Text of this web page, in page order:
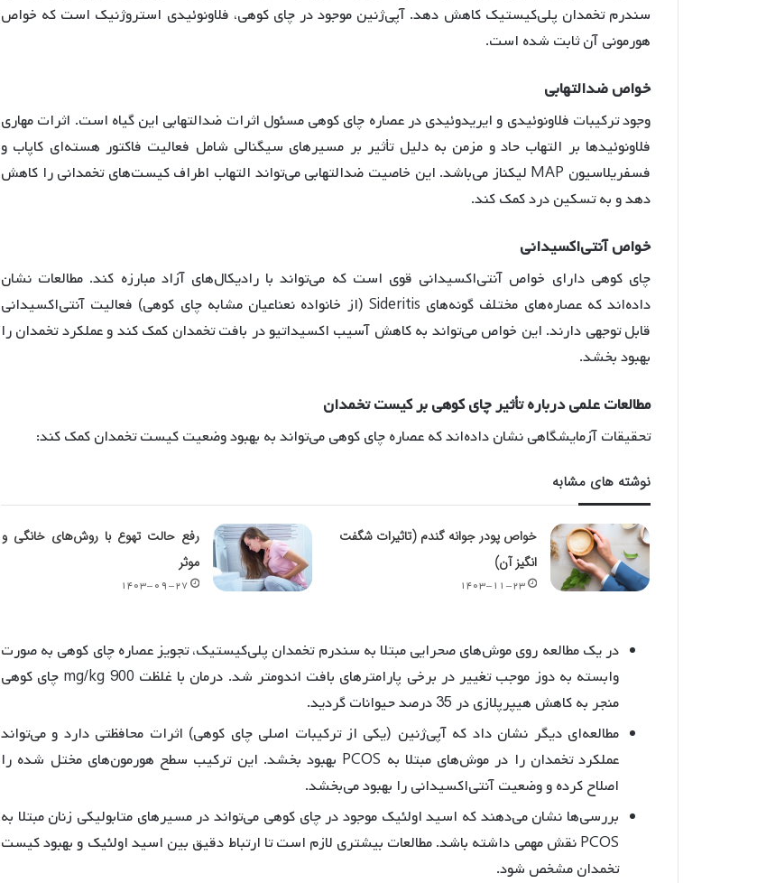
سندرم تخمدان پلی‌کیستیک کاهش دهد. آپی‌ژنین موجود در چای کوهی، فلاونوئیدی استروژنیک است که خواص
هورمونی آن ثابت شده است.
خواصضدالتهابی
وجود ترکیبات فلاونوئیدی و ایریدوئیدی در عصاره چای کوهی مسئول اثرات ضدالتهابی این گیاه است. اثرات مهاری
فلاونوئیدها بر التهاب حاد و مزمن به دلیل تأثیر بر مسیرهای سیگنالی شامل فعالیت فاکتور هسته‌ای کاپاب و
فسفریلاسیون MAP لیکناز می‌باشد
. این خاصیت ضدالتهابی می‌تواند التهاب اطراف کیست‌های تخمدانی را کاهش
دهد و به تسکین درد کمک کند.
خواصآنتیاکسیدانی
چای کوهی دارای خواص آنتی‌اکسیدانی قوی است که می‌تواند با رادیکال‌های آزاد مبارزه کند. مطالعات نشان
داده‌اند که عصاره‌های مختلف گونه‌های Sideritis (از خانواده نعناعیان مشابه چای کوهی) فعالیت آنتی‌اکسیدانی
قابل توجهی دارند. این خواص می‌تواند به کاهش آسیب اکسیداتیو در بافت تخمدان کمک کند و عملکرد تخمدان را
بهبود بخشد.
مطالعاتعلمیدربارهتأثیرچایکوهیبرکیستتخمدان
تحقیقات آزمایشگاهی نشان داده‌اند که عصاره چای کوهی می‌تواند به بهبود وضعیت کیست تخمدان کمک کند:
نوشته های مشابه
خواص پودر جوانه گندم (تاثیرات شگفت
انگیز آن)
۱۴۰۳-۱۱-۲۳
رفع حالت تهوع با روش‌های خانگی و
موثر
۱۴۰۳-۰۹-۲۷
در یک مطالعه روی موش‌های صحرایی مبتلا به سندرم تخمدان پلی‌کیستیک، تجویز عصاره چای کوهی به صورت
وابسته به دوز موجب تغییر در برخی پارامترهای بافت اندومتر شد
. درمان با غلظت mg/kg 900 چای کوهی
منجر به کاهش هیپرپلازی در 35 درصد حیوانات گردید
.
مطالعه‌ای دیگر نشان داد که آپی‌ژنین (یکی از ترکیبات اصلی چای کوهی) اثرات محافظتی دارد و می‌تواند
عملکرد تخمدان را در موش‌های مبتلا به PCOS بهبود بخشد
. این ترکیب سطح هورمون‌های مختل شده را
اصلاح کرده و وضعیت آنتی‌اکسیدانی را بهبود می‌بخشد.
بررسی‌ها نشان می‌دهند که اسید اولئیک موجود در چای کوهی می‌تواند در مسیرهای متابولیکی زنان مبتلا به
PCOS نقش مهمی داشته باشد
. مطالعات بیشتری لازم است تا ارتباط دقیق بین اسید اولئیک و بهبود کیست
تخمدان مشخص شود.